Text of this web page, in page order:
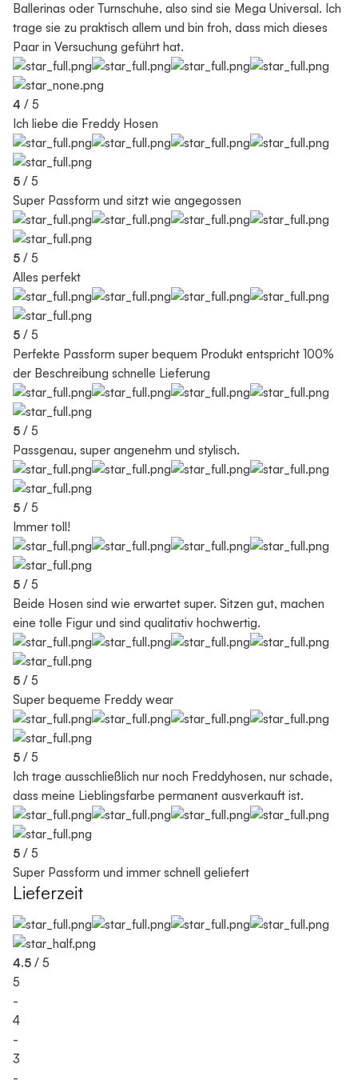
Ballerinas oder Turnschuhe, also sind sie Mega Universal. Ich
trage sie zu praktisch allem und bin froh, dass mich dieses
Paar in Versuchung geführt hat.
4 / 5
Ich liebe die Freddy Hosen
5 / 5
Super Passform und sitzt wie angegossen
5 / 5
Alles perfekt
5 / 5
Perfekte Passform super bequem Produkt entspricht 100%
der Beschreibung schnelle Lieferung
5 / 5
Passgenau, super angenehm und stylisch.
5 / 5
Immer toll!
5 / 5
Beide Hosen sind wie erwartet super. Sitzen gut, machen
eine tolle Figur und sind qualitativ hochwertig.
5 / 5
Super bequeme Freddy wear
5 / 5
Ich trage ausschließlich nur noch Freddyhosen, nur schade,
dass meine Lieblingsfarbe permanent ausverkauft ist.
5 / 5
Super Passform und immer schnell geliefert
Lieferzeit
4.5 / 5
5
-
4
-
3
-